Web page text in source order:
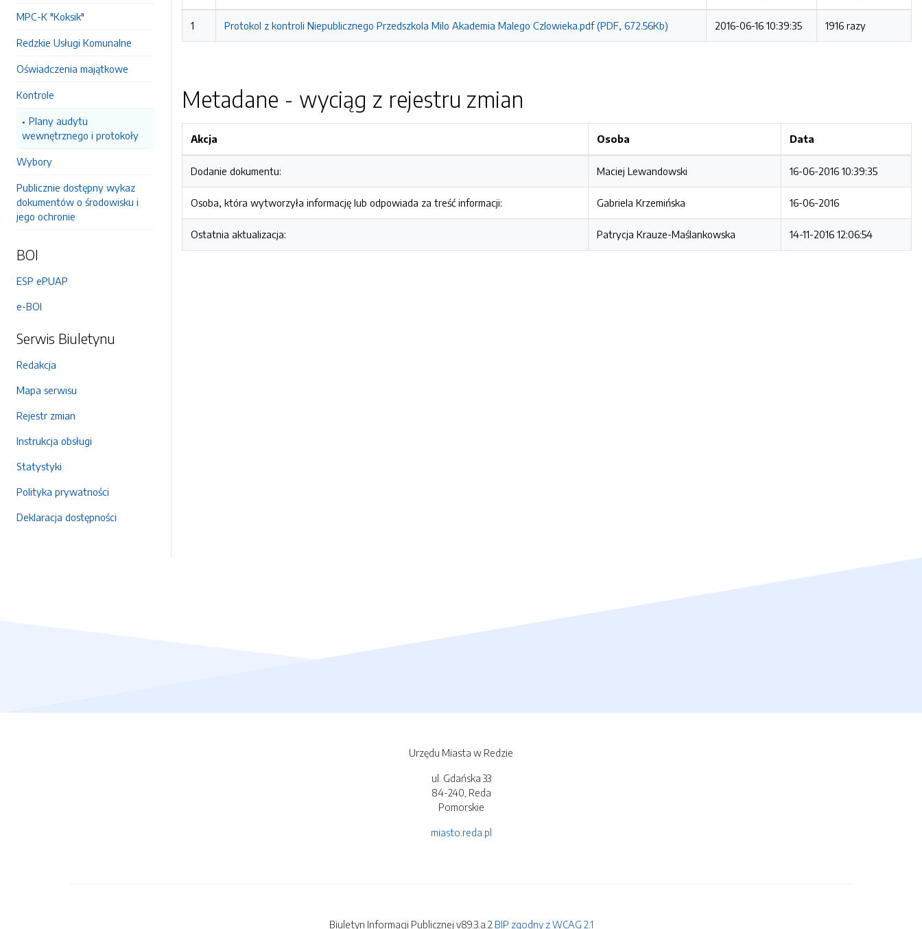
MPC-K "Koksik"
Redzkie Usługi Komunalne
Oświadczenia majątkowe
Kontrole
Plany audytu
wewnętrznego i protokoły
Wybory
Publicznie dostępny wykaz
dokumentów o środowisku i
jego ochronie
BOI
ESP ePUAP
e-BOI
Serwis Biuletynu
Redakcja
Mapa serwisu
Rejestr zmian
Instrukcja obsługi
Statystyki
Polityka prywatności
Deklaracja dostępności
1 Protokol z kontroli Niepublicznego Przedszkola Milo Akademia Malego Czlowieka.pdf (PDF, 672.56Kb) 2016-06-16 10:39:35 1916 razy
Metadane - wyciąg z rejestru zmian
Akcja Osoba Data
Dodanie dokumentu: Maciej Lewandowski 16-06-2016 10:39:35
Osoba, która wytworzyła informację lub odpowiada za treść informacji: Gabriela Krzemińska 16-06-2016
Ostatnia aktualizacja: Patrycja Krauze-Maślankowska 14-11-2016 12:06:54
Urzędu Miasta w Redzie
ul. Gdańska 33
84-240, Reda
Pomorskie
miasto.reda.pl
Biuletyn Informacji Publicznej v89.3.a.2 BIP zgodny z WCAG 2.1